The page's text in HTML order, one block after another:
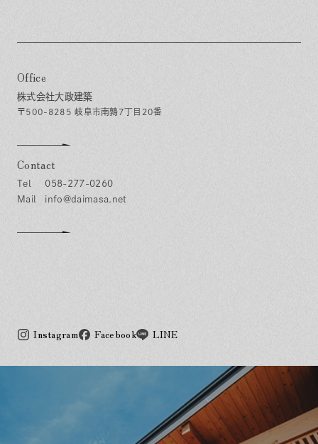
Office
株式会社大政建築
〒500-8285 岐阜市南鶉7丁目20番
Contact
058-277-0260
info@daimasa.net
Instagram Facebook LINE